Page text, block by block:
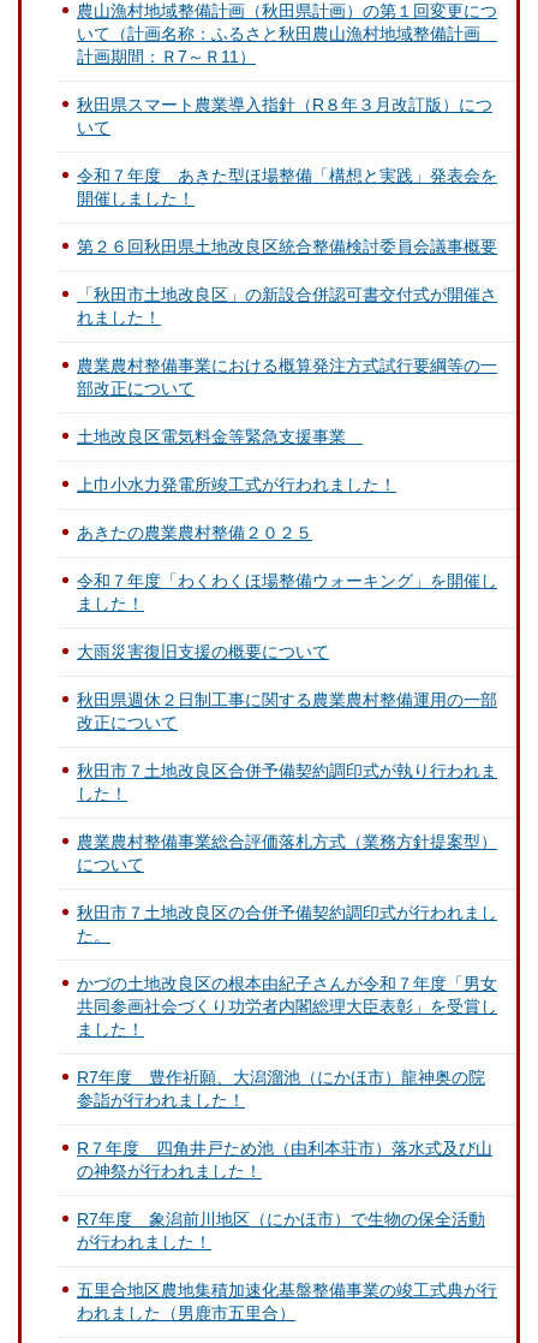
農山漁村地域整備計画（秋田県計画）の第１回変更につ
いて（計画名称：ふるさと秋田農山漁村地域整備計画
計画期間：Ｒ7～Ｒ11）
秋田県スマート農業導入指針（R８年３月改訂版）につ
いて
令和７年度 あきた型ほ場整備「構想と実践」発表会を
開催しました！
第２６回秋田県土地改良区統合整備検討委員会議事概要
「秋田市土地改良区」の新設合併認可書交付式が開催さ
れました！
農業農村整備事業における概算発注方式試行要綱等の一
部改正について
土地改良区電気料金等緊急支援事業
上巾小水力発電所竣工式が行われました！
あきたの農業農村整備２０２５
令和７年度「わくわくほ場整備ウォーキング」を開催し
ました！
大雨災害復旧支援の概要について
秋田県週休２日制工事に関する農業農村整備運用の一部
改正について
秋田市７土地改良区合併予備契約調印式が執り行われま
した！
農業農村整備事業総合評価落札方式（業務方針提案型）
について
秋田市７土地改良区の合併予備契約調印式が行われまし
た。
かづの土地改良区の根本由紀子さんが令和７年度「男女
共同参画社会づくり功労者内閣総理大臣表彰」を受賞し
ました！
R7年度 豊作祈願、大潟溜池（にかほ市）龍神奥の院
参詣が行われました！
R７年度 四角井戸ため池（由利本荘市）落水式及び山
の神祭が行われました！
R7年度 象潟前川地区（にかほ市）で生物の保全活動
が行われました！
五里合地区農地集積加速化基盤整備事業の竣工式典が行
われました（男鹿市五里合）